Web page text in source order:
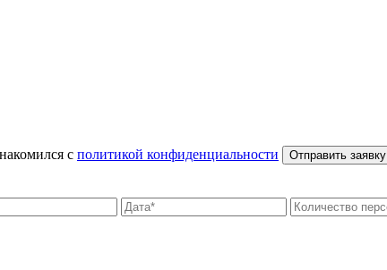
с политикой конфиденциальности Отправить заявку